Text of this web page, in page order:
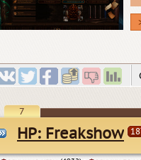
7
HP: Freakshow 18